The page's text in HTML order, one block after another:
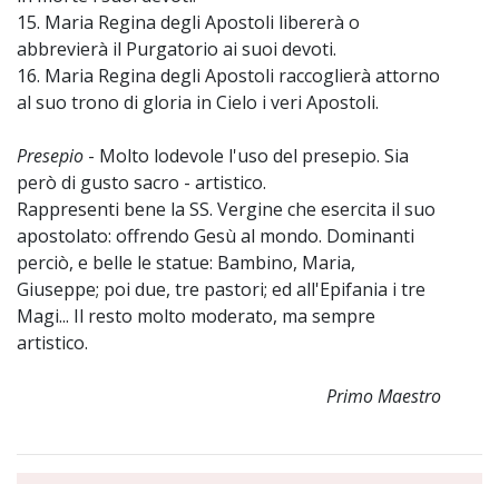
15. Maria Regina degli Apostoli libererà o
abbrevierà il Purgatorio ai suoi devoti.
16. Maria Regina degli Apostoli raccoglierà attorno
al suo trono di gloria in Cielo i veri Apostoli.
Presepio - Molto lodevole l'uso del presepio. Sia
però di gusto sacro - artistico.
Rappresenti bene la SS. Vergine che esercita il suo
apostolato: offrendo Gesù al mondo. Dominanti
perciò, e belle le statue: Bambino, Maria,
Giuseppe; poi due, tre pastori; ed all'Epifania i tre
Magi... Il resto molto moderato, ma sempre
artistico.
Primo Maestro